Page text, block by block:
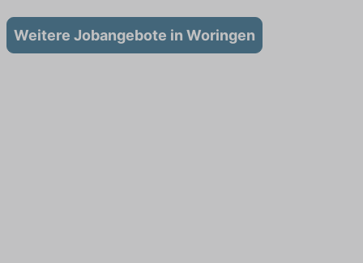
Weitere Jobangebote in Woringen